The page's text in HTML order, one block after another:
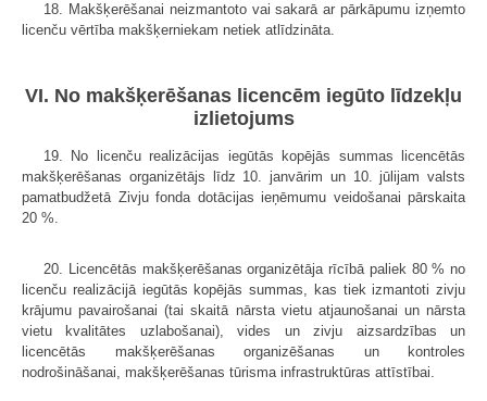
18. Makšķerēšanai neizmantoto vai sakarā ar pārkāpumu izņemto
licenču vērtība makšķerniekam netiek atlīdzināta.
VI. No makšķerēšanas licencēm iegūto līdzekļu
izlietojums
19. No licenču realizācijas iegūtās kopējās summas licencētās
makšķerēšanas organizētājs līdz 10. janvārim un 10. jūlijam valsts
pamatbudžetā Zivju fonda dotācijas ieņēmumu veidošanai pārskaita
20 %.
20. Licencētās makšķerēšanas organizētāja rīcībā paliek 80 % no
licenču realizācijā iegūtās kopējās summas, kas tiek izmantoti zivju
krājumu pavairošanai (tai skaitā nārsta vietu atjaunošanai un nārsta
vietu kvalitātes uzlabošanai), vides un zivju aizsardzības un
licencētās makšķerēšanas organizēšanas un kontroles
nodrošināšanai, makšķerēšanas tūrisma infrastruktūras attīstībai.